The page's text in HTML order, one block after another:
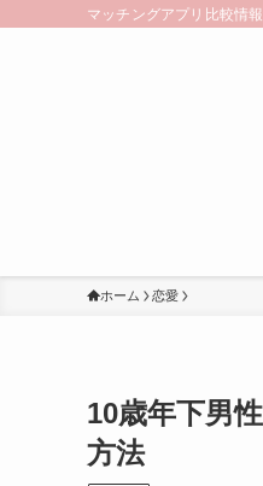
マッチングアプリ比較情
ホーム 恋愛
10歳年下男
方法